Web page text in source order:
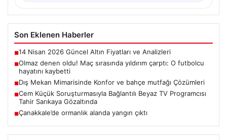
Son Eklenen Haberler
■14 Nisan 2026 Güncel Altın Fiyatları ve Analizleri
■Olmaz denen oldu! Maç sırasında yıldırım çarptı: O futbolcu
hayatını kaybetti
■Dış Mekan Mimarisinde Konfor ve bahçe mutfağı Çözümleri
■Cem Küçük Soruşturmasıyla Bağlantılı Beyaz TV Programcısı
Tahir Sarıkaya Gözaltında
■Çanakkale’de ormanlık alanda yangın çıktı